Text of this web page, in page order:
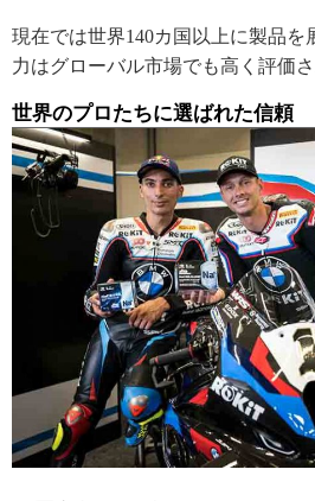
現在では世界140カ国以上に製品を
力はグローバル市場でも高く評価さ
世界のプロたちに選ばれた信頼